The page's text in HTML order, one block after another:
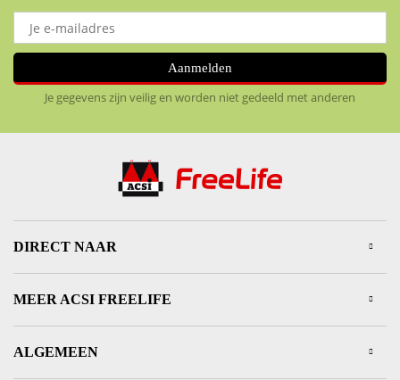
Aanmelden
Je gegevens zijn veilig en worden niet gedeeld met anderen
DIRECT NAAR
MEER ACSI FREELIFE
ALGEMEEN